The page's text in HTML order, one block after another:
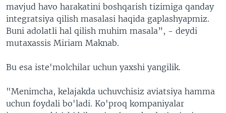
mavjud havo harakatini boshqarish tizimiga qanday
integratsiya qilish masalasi haqida gaplashyapmiz.
Buni adolatli hal qilish muhim masala”, - deydi
mutaxassis Miriam Maknab.
Bu esa iste'molchilar uchun yaxshi yangilik.
"Menimcha, kelajakda uchuvchisiz aviatsiya hamma
uchun foydali bo'ladi. Ko'proq kompaniyalar